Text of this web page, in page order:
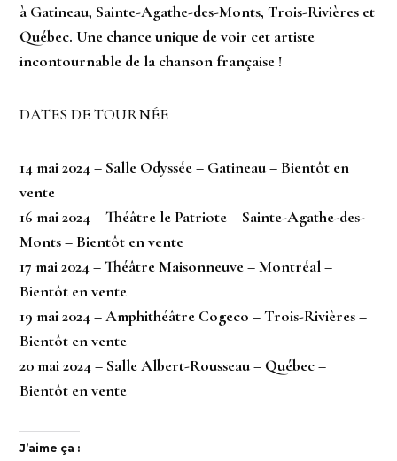
à Gatineau, Sainte-Agathe-des-Monts, Trois-Rivières et
Québec. Une chance unique de voir cet artiste
incontournable de la chanson française !
DATES DE TOURNÉE
14 mai 2024 – Salle Odyssée – Gatineau – Bientôt en
vente
16 mai 2024 – Théâtre le Patriote – Sainte-Agathe-des-
Monts – Bientôt en vente
17 mai 2024 – Théâtre Maisonneuve – Montréal–
Bientôt en vente
19 mai 2024 – Amphithéâtre Cogeco – Trois-Rivières–
Bientôt en vente
20 mai 2024 – Salle Albert-Rousseau – Québec–
Bientôt en vente
J’aime ça :